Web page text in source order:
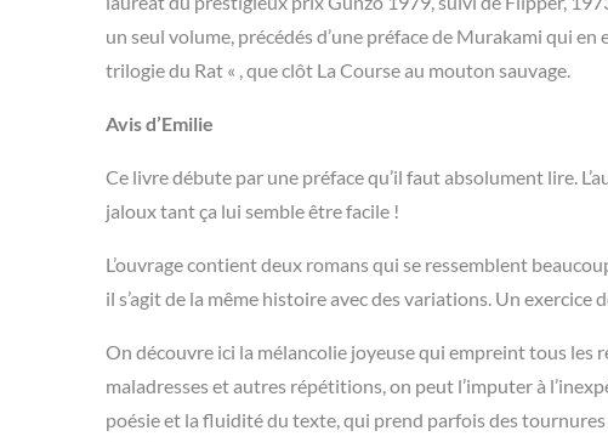
un seul volume, précédés d’une préface de Murakami qui
trilogie du Rat « , que clôt La Course au mouton sauvage.
Avis d’Emilie
Ce livre débute par une préface qu’il faut absolument lire.
jaloux tant ça lui semble être facile !
L’ouvrage contient deux romans qui se ressemblent
il s’agit de la même histoire avec des variations. Un exercice
On découvre ici la mélancolie joyeuse qui empreint tous
maladresses et autres répétitions, on peut l’imputer à
poésie et la fluidité du texte, qui prend parfois des